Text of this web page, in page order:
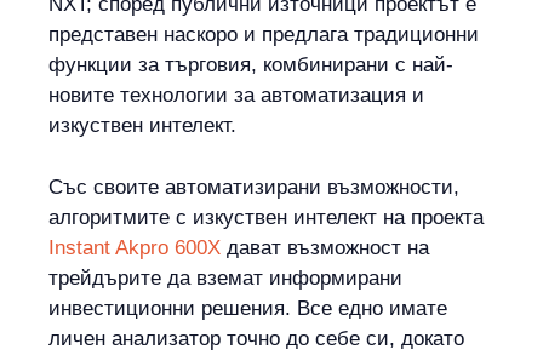
представен наскоро и предлага традиционни
функции за търговия, комбинирани с най-
новите технологии за автоматизация и
изкуствен интелект.
Със своите автоматизирани възможности,
алгоритмите с изкуствен интелект на проекта
Instant Akpro 600X дават възможност на
трейдърите да вземат информирани
инвестиционни решения. Все едно имате
личен анализатор точно до себе си, докато